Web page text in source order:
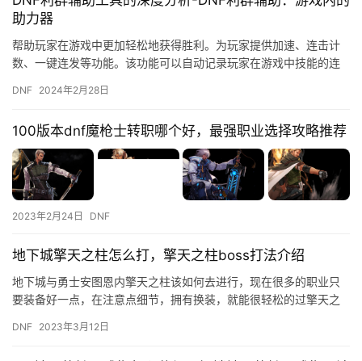
助力器
帮助玩家在游戏中更加轻松地获得胜利。为玩家提供加速、连击计
数、一键连发等功能。该功能可以自动记录玩家在游戏中技能的连
DNF 2024年2月28日
100版本dnf魔枪士转职哪个好，最强职业选择攻略推荐
2023年2月24日 DNF
地下城擎天之柱怎么打，擎天之柱boss打法介绍
地下城与勇士安图恩内擎天之柱该如何去进行，现在很多的职业只
要装备好一点，在注意点细节，拥有换装，就能很轻松的过擎天之
你们讲…
DNF 2023年3月12日